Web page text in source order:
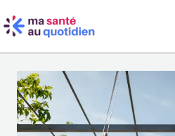
audes